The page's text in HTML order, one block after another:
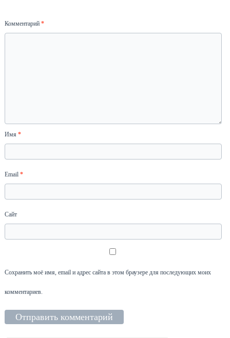
Комментарий*
Имя*
Email*
Сайт
Сохранить моё имя, email и адрес сайта в этом браузере для последующих моих
комментариев.